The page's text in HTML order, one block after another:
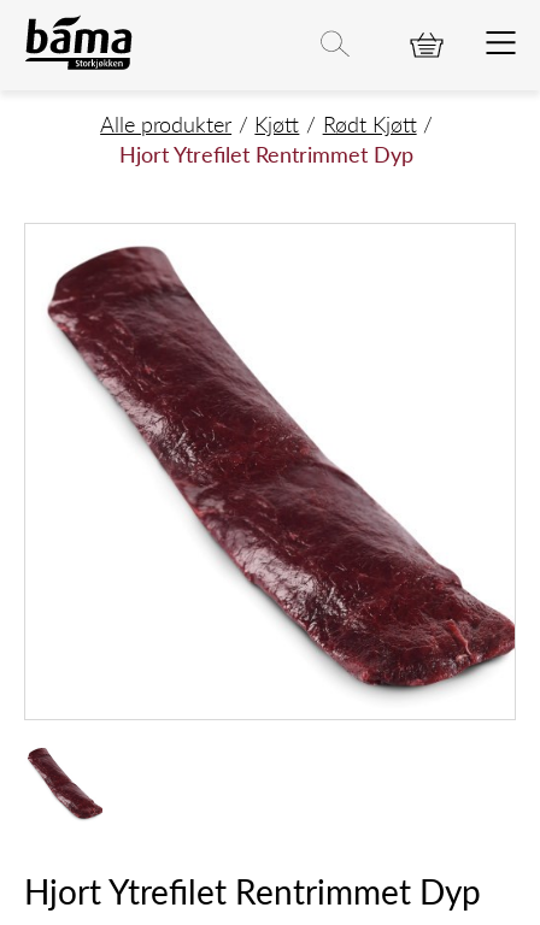
Hjort Ytrefilet Rentrimmet Dyp
Hovedinnhold
Hovedmeny
HovedmenyAlle produkter Kjøtt
Rødt Kjøtt
Hjort Ytrefilet Rentrimmet Dyp
Hjort Ytrefilet Rentrimmet Dyp